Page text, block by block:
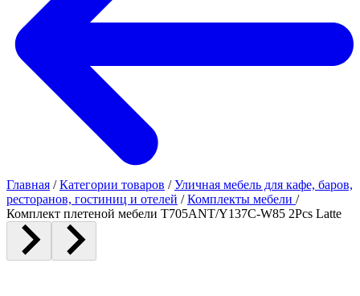
Главная / Категории товаров / Уличная мебель для кафе, баров,
ресторанов, гостиниц и отелей / Комплекты мебели /
Комплект плетеной мебели T705ANT/Y137C-W85 2Pcs Latte